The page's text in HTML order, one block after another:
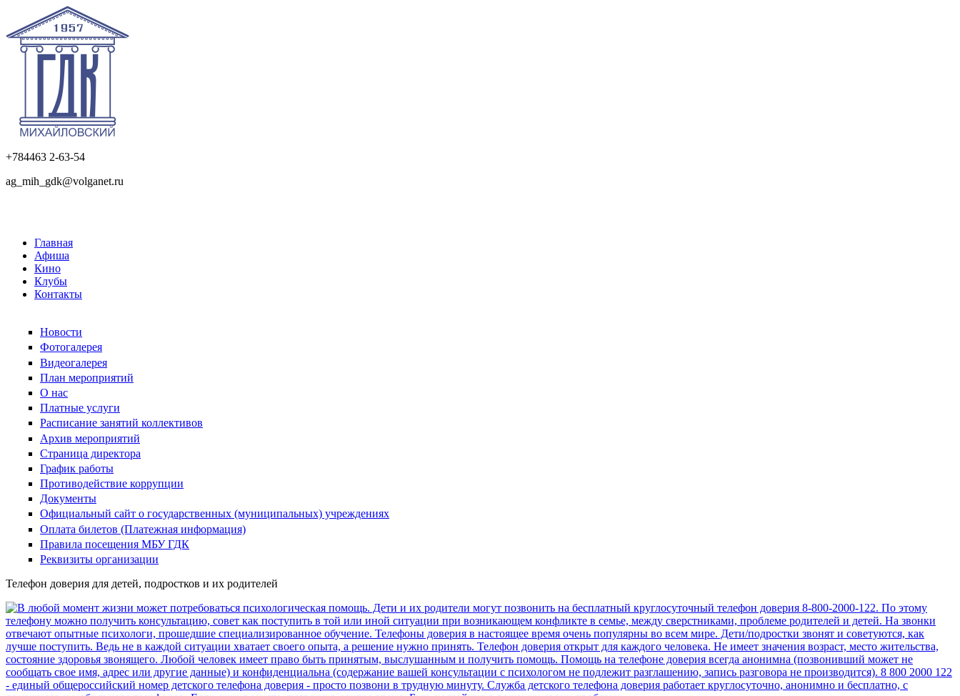
+784463 2-63-54
ag_mih_gdk@volganet.ru
Главная
Афиша
Кино
Клубы
Контакты
Новости
Фотогалерея
Видеогалерея
План мероприятий
О нас
Платные услуги
Расписание занятий коллективов
Архив мероприятий
Страница директора
График работы
Противодействие коррупции
Документы
Официальный сайт о государственных (муниципальных) учреждениях
Оплата билетов (Платежная информация)
Правила посещения МБУ ГДК
Реквизиты организации
Телефон доверия для детей, подростков и их родителей